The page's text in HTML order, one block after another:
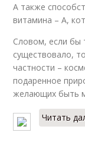
А также
витамина – А,
Словом, если бы
существовало,
частности –
подаренное
желающих быть
Читать